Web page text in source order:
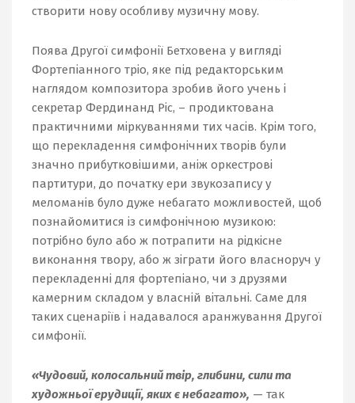
створити нову особливу музичну мову.
Поява Другої симфонії Бетховена у вигляді
Фортепіанного тріо, яке під редакторським
наглядом композитора зробив його учень і
секретар Фердинанд Ріс, – продиктована
практичними міркуваннями тих часів. Крім того,
що перекладення симфонічних творів були
значно прибутковішими, аніж оркестрові
партитури, до початку ери звукозапису у
меломанів було дуже небагато можливостей, щоб
познайомитися із симфонічною музикою:
потрібно було або ж потрапити на рідкісне
виконання твору, або ж зіграти його власноруч у
перекладенні для фортепіано, чи з друзями
камерним складом у власній вітальні. Саме для
таких сценаріїв і надавалося аранжування Другої
симфонії.
«Чудовий, колосальний твір, глибини, сили та
художньої ерудиції, яких є небагато», — так